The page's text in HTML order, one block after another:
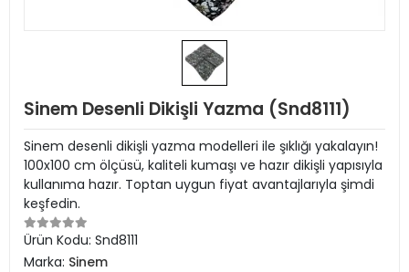
Sinem Desenli Dikişli Yazma (Snd8111)
Sinem desenli dikişli yazma modelleri ile şıklığı yakalayın!
100x100 cm ölçüsü, kaliteli kumaşı ve hazır dikişli yapısıyla
kullanıma hazır. Toptan uygun fiyat avantajlarıyla şimdi
keşfedin.
Ürün Kodu: Snd8111
Marka: Sinem